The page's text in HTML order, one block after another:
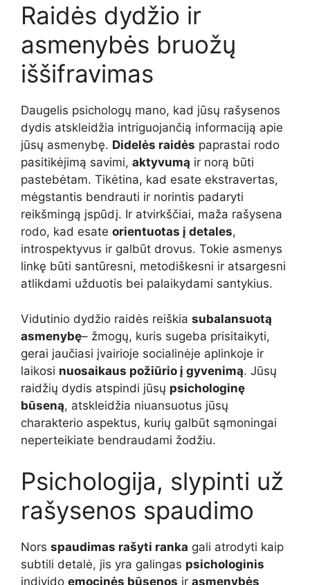
Raidės dydžio ir
asmenybės bruožų
iššifravimas
Daugelis psichologų mano, kad jūsų rašysenos
dydis atskleidžia intriguojančią informaciją apie
jūsų asmenybę. Didelės raidės paprastai rodo
pasitikėjimą savimi, aktyvumą ir norą būti
pastebėtam. Tikėtina, kad esate ekstravertas,
mėgstantis bendrauti ir norintis padaryti
reikšmingą įspūdį. Ir atvirkščiai, maža rašysena
rodo, kad esate orientuotas į detales,
introspektyvus ir galbūt drovus. Tokie asmenys
linkę būti santūresni, metodiškesni ir atsargesni
atlikdami užduotis bei palaikydami santykius.
Vidutinio dydžio raidės reiškia subalansuotą
asmenybę– žmogų, kuris sugeba prisitaikyti,
gerai jaučiasi įvairioje socialinėje aplinkoje ir
laikosi nuosaikaus požiūrio į gyvenimą. Jūsų
raidžių dydis atspindi jūsų psichologinę
būseną, atskleidžia niuansuotus jūsų
charakterio aspektus, kurių galbūt sąmoningai
neperteikiate bendraudami žodžiu.
Psichologija, slypinti už
rašysenos spaudimo
Nors spaudimas rašyti ranka gali atrodyti kaip
subtili detalė, jis yra galingas psichologinis
individo emocinės būsenos ir asmenybės